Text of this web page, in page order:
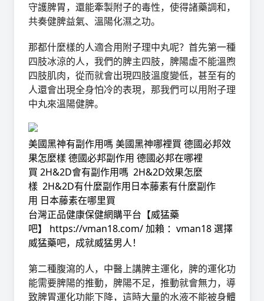
守護脾胃，還能牽製附子的毒性，使得諸藥調和，
共奏健脾益氣、溫陽化濕之功。
那都什麼樣的人適合用附子理中丸呢？首先第一種
四肢冰涼的人，我們的脾主四肢，脾陽虛不能溫煦
四肢肌肉，從而就會出現四肢溫度變低，甚至有的
人還會出現全身怕冷的表現，那我們可以用附子理
中丸來溫陽健脾。
美國黑神有副作用嗎 美國黑神哪裡買 德國必邦效
果怎麼樣德國必邦副作用 德國必邦在哪裡
買 2H&2D會有副作用嗎 2H&2D效果怎麼
樣 2H&2D有什麼副作用日本藤素有什麼副作
用 日本藤素在哪里買
台灣正品健康保健網購平台【威猛藥
吧】 https://vman18.com/加賴 ：vman18選擇
威猛藥吧，成就威猛男人！
第二種腹瀉的人，中醫上講脾主運化，脾的運化功
能需要脾陽的推動，脾陽不足，推動就會無力，導
致脾胃運化功能下降，這時大量的水液不能被身體